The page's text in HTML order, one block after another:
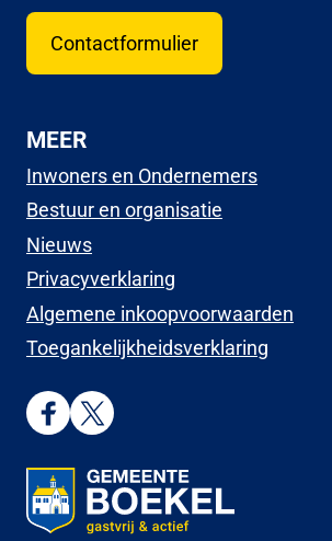
Contactformulier
MEER
Inwoners en Ondernemers
Bestuur en organisatie
Nieuws
Privacyverklaring
Algemene inkoopvoorwaarden
Toegankelijkheidsverklaring